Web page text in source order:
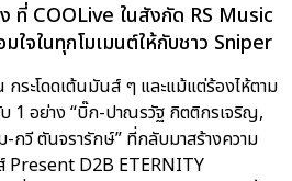
ง ที่ COOLive ในสังกัด RS Music
ใจในทุกโมเมนต์ให้กับชาว Sniper
กระโดดเต้นมันส์ ๆ และแม้แต่ร้องไห้ตาม
อย่าง “บิ๊ก-ปาณรวัฐ กิตติกรเจริญ,
-กวี ตันจรารักษ์” ที่กลับมาสร้างความ
Present D2B ETERNITY